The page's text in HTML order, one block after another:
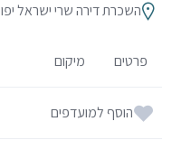
השכרת דירה שרי ישראל יפו
פרטים מיקום
הוסף למועדפים